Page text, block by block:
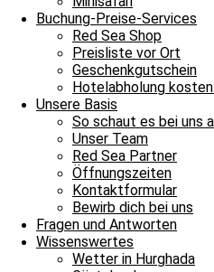
Buchung-Preise-Services
Red Sea Shop
Preisliste vor Ort
Geschenkgutschein
Hotelabholung
Unsere Basis
So schaut es bei uns
Unser Team
Red Sea Partner
Öffnungszeiten
Kontaktformular
Bewirb dich bei uns
Fragen und Antworten
Wissenswertes
Wetter in Hurghada